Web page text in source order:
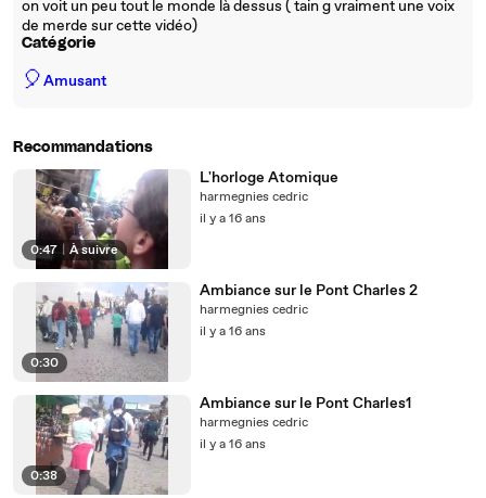
on voit un peu tout le monde là dessus ( tain g vraiment une voix
de merde sur cette vidéo)
Catégorie
🎈Amusant
Recommandations
0:47 À suivre
L'horloge Atomique
harmegnies cedric
il y a 16 ans
0:30
Ambiance sur le Pont Charles 2
harmegnies cedric
il y a 16 ans
0:38
Ambiance sur le Pont Charles1
harmegnies cedric
il y a 16 ans